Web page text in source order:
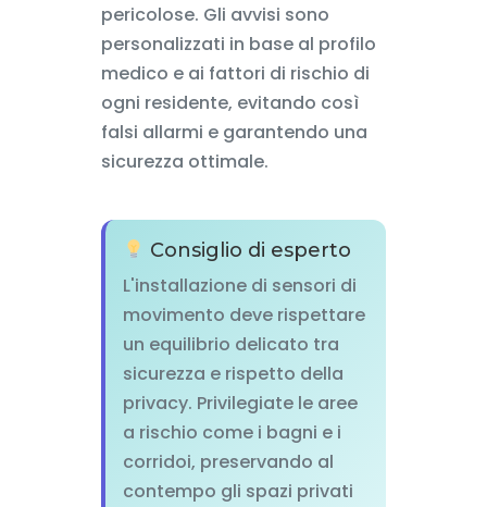
pericolose. Gli avvisi sono
personalizzati in base al profilo
medico e ai fattori di rischio di
ogni residente, evitando così
falsi allarmi e garantendo una
sicurezza ottimale.
Consiglio di esperto
L'installazione di sensori di
movimento deve rispettare
un equilibrio delicato tra
sicurezza e rispetto della
privacy. Privilegiate le aree
a rischio come i bagni e i
corridoi, preservando al
contempo gli spazi privati